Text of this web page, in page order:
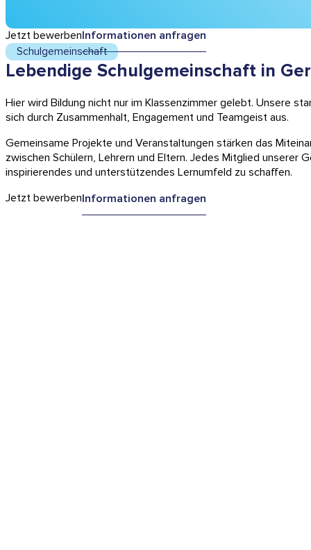
Jetzt bewerbenInformationen anfragen
Schulgemeinschaft
Lebendige Schulgemeinschaft in
Hier wird Bildung nicht nur im Klassenzimmer gelebt. Unsere
sich durch Zusammenhalt, Engagement und Teamgeist aus.
Gemeinsame Projekte und Veranstaltungen stärken das
zwischen Schülern, Lehrern und Eltern. Jedes Mitglied unserer
inspirierendes und unterstützendes Lernumfeld zu schaffen.
Jetzt bewerbenInformationen anfragen